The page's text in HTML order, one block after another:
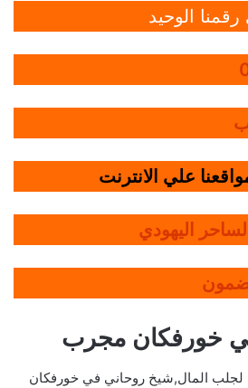
الوحيد
علي الانترنت
اليهودي
خورفكان مجرب
المال,شيخ روحاني في خورفكان